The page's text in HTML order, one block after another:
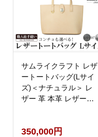
サムライクラフト レザ
ートートバッグ(Lサイ
ズ)＜ナチュラル＞ レ
ザー 革 本革 レザー製
手縫い ハンドメイド フ
350,000円